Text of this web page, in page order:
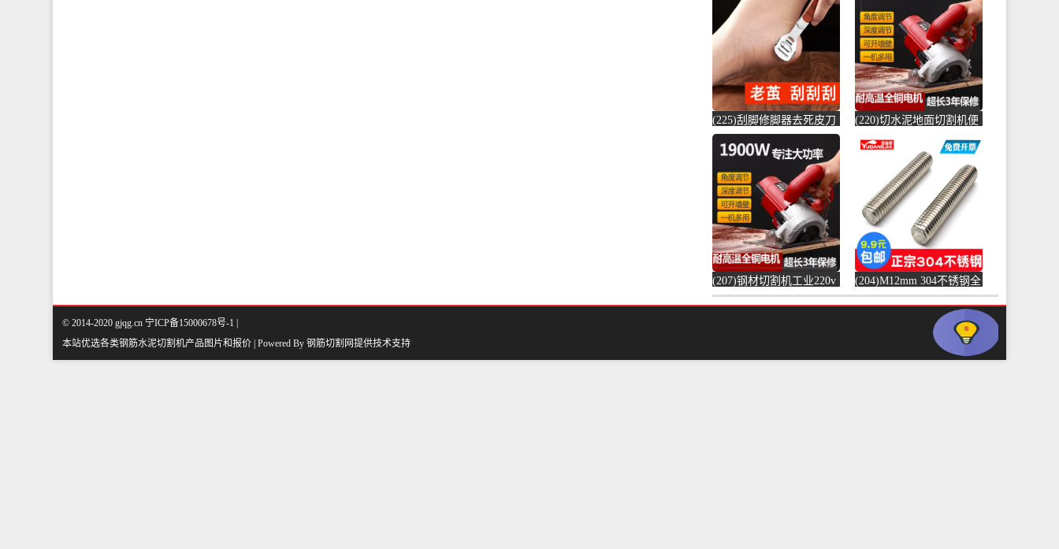
(simtone旗舰店仅售122.65
元)
(225)刮脚修脚器去死皮刀
老茧磨脚神器脚皮工具脚
底脚后跟刨-钢筋切割工具
(齐开雅致专卖店仅售13.8
元)
(220)切水泥地面切割机便
便携式电-水泥切割机
(simtone旗舰店仅售123.75
(207)钢材切割机工业220v
水泥混凝土金属混泥土水
(204)M12mm 304不锈钢全
螺纹螺杆牙条通丝螺柱全
丝-螺纹钢(浴当家旗舰店
© 2014-2020 gjqg.cn 宁ICP备15000678号-1 |
本站优选各类钢筋水泥切割机产品图片和报价 | Powered By 钢筋切割网提供技术支持